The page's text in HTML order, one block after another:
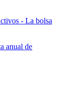
- La bolsa
anual de